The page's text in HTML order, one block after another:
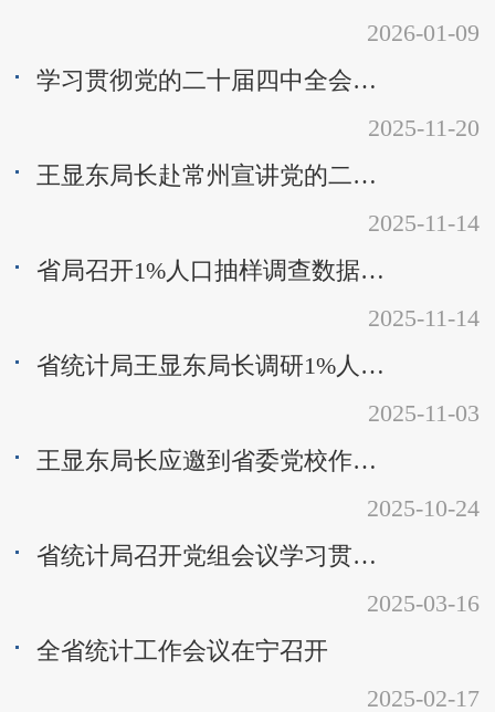
2026-01-09
学习贯彻党的二十届四中全会精神省委宣讲团举行统计系统专场宣讲报告会
2025-11-20
王显东局长赴常州宣讲党的二十届四中全会精神
2025-11-14
省局召开1%人口抽样调查数据质量评估会
2025-11-14
省统计局王显东局长调研1%人口抽样调查工作
2025-11-03
王显东局长应邀到省委党校作专题报告
2025-10-24
省统计局召开党组会议学习贯彻全国两会精神
2025-03-16
全省统计工作会议在宁召开
2025-02-17